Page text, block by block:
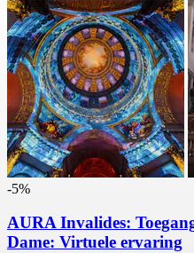
-5%
AURA Invalides:
Dame: Virtuele ervaring